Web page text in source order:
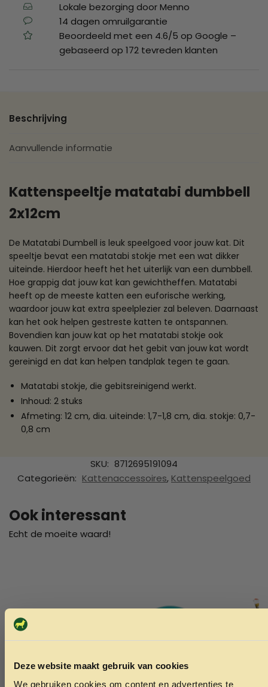
Deze website maakt gebruik van cookies
We gebruiken cookies om content en advertenties te
Lokale bezorging door Menno
14 dagen omruilgarantie
Beoordeeld met een 4.6/5 op Google –
gebaseerd op 172 tevreden klanten
Beschrijving
Aanvullende informatie
Kattenspeeltje matatabi dumbbell
2x12cm
De Matatabi Dumbell is leuk speelgoed voor jouw kat. Dit
speeltje bevat een matatabi stokje met een wat dikker
uiteinde. Hierdoor heeft het het uiterlijk van een dumbbell.
Hoe grappig dat jouw kat kan gewichtheffen. Matatabi
heeft op de meeste katten een euforische werking,
waardoor jouw kat extra speelplezier zal beleven. Daarnaast
kan het ook helpen gestreste katten te ontspannen.
Bovendien kan jouw kat op het matatabi stokje ook
kauwen. Dit zorgt ervoor dat het gebit van jouw kat wordt
gereinigd en dat kan helpen tandplak tegen te gaan.
Matatabi stokje, die gebitsreinigend werkt.
Inhoud: 2 stuks
Afmeting: 12 cm, dia. uiteinde: 1,7-1,8 cm, dia. stokje: 0,7-
0,8 cm
SKU: 8712695191094
Categorieën: Kattenaccessoires, Kattenspeelgoed
Ook interessant
Echt de moeite waard!